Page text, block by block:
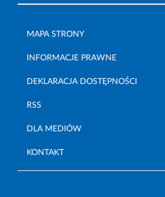
MAPA STRONY
INFORMACJE PRAWNE
DEKLARACJA DOSTĘPNOŚCI
RSS
DLA MEDIÓW
KONTAKT